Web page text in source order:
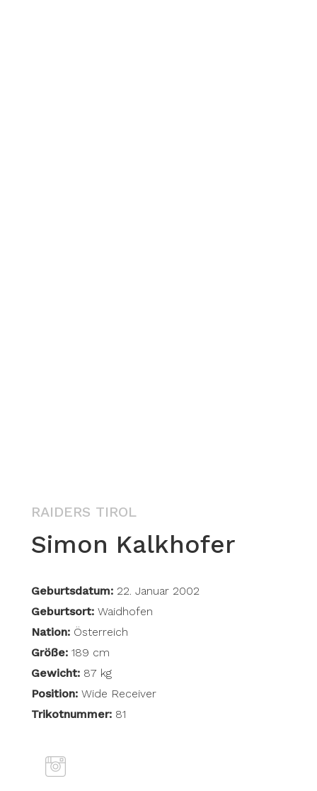
RAIDERS TIROL
Simon Kalkhofer
Geburtsdatum: 22. Januar 2002
Geburtsort: Waidhofen
Nation: Österreich
Größe:189 cm
Gewicht:87 kg
Position: Wide Receiver
Trikotnummer: 81